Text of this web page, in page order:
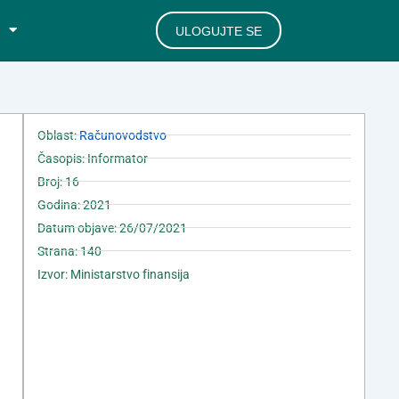
ULOGUJTE SE
Oblast:Računovodstvo
Časopis: Informator
Broj: 16
Godina: 2021
Datum objave: 26/07/2021
Strana: 140
Izvor: Ministarstvo finansija